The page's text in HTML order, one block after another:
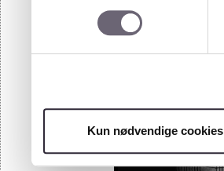
Kun nødvendige cookies